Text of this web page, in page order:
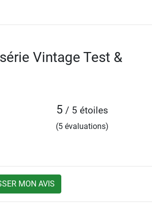
Vintage Test &
5 / 5 étoiles
(5 évaluations)
MON AVIS